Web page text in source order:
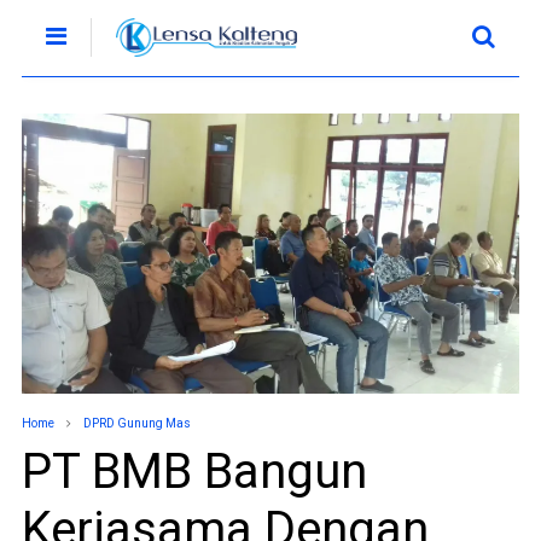
Home DPRD Gunung Mas
PT BMB Bangun
Kerjasama Dengan